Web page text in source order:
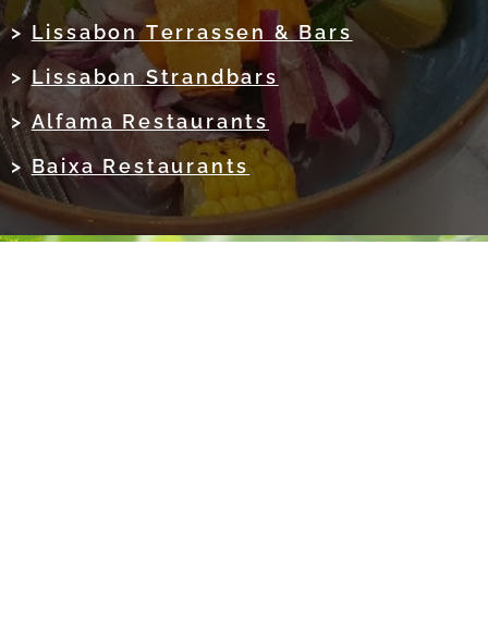
> Lissabon Terrassen & Bars
> Lissabon Strandbars
> Alfama Restaurants
>Baixa Restaurants